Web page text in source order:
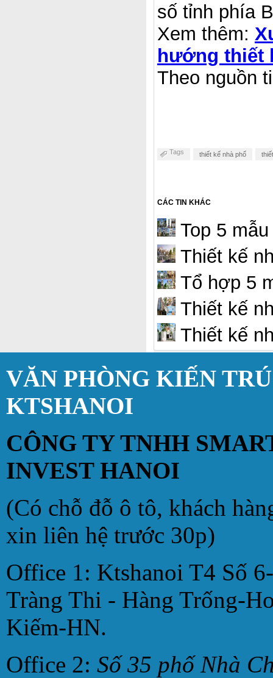
số tỉnh phía
Xem thêm:
hướng thiết
Theo nguồn
Tags thiết kế nhà phố
CÁC TIN KHÁC
Top 5
Thiết kế
Tổ hợp 5
Thiết kế
Thiết kế
VĂN PHÒNG KIẾN
KTSHANOI
CÔNG TY TNHH
INVEST HANOI
(Có chỗ đỗ ô tô, khách
xin liên hệ trước 30p)
Office 1: Ktshanoi T4 Số
Tràng Thi - Hàng Trống-
Kiếm-HN.
Office 2: Số 35 phố Nhà